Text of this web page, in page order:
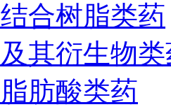
合树脂类药
其衍生物
肪酸类药